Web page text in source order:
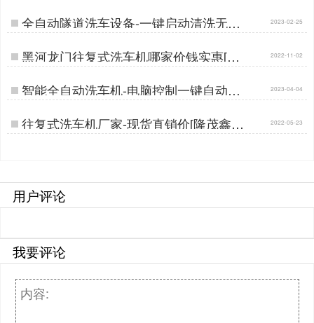
全自动隧道洗车设备-一键启动清洗无需
人工操作[隆茂鑫晟]…
2023-02-25
黑河龙门往复式洗车机哪家价钱实惠[隆
茂鑫晟]…
2022-11-02
智能全自动洗车机-电脑控制一键自动清
洗[隆茂鑫晟]…
2023-04-04
往复式洗车机厂家-现货直销价[隆茂鑫
晟]…
2022-05-23
用户评论
我要评论